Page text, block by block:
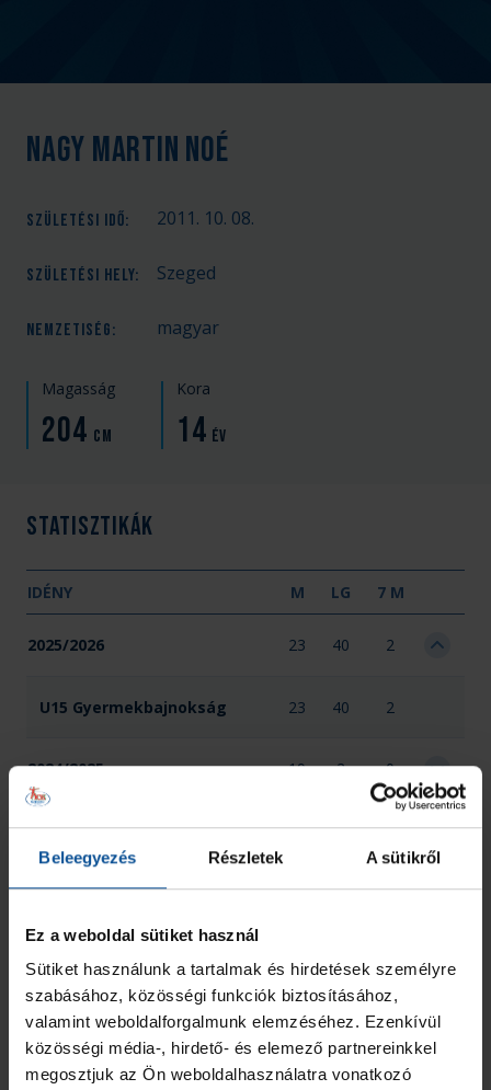
Beleegyezés Részletek A sütikről
Ez a weboldal sütiket használ
Sütiket használunk a tartalmak és hirdetések személyre
szabásához, közösségi funkciók biztosításához,
valamint weboldalforgalmunk elemzéséhez. Ezenkívül
közösségi média-, hirdető- és elemező partnereinkkel
megosztjuk az Ön weboldalhasználatra vonatkozó
Nagy Martin Noé
SZÜLETÉSI IDŐ: 2011. 10. 08.
SZÜLETÉSI HELY: Szeged
NEMZETISÉG: magyar
Magasság
204 cm
Kora
14 év
Statisztikák
IDÉNY M LG 7 M
2025/2026 23 40 2
U15 Gyermekbajnokság 23 40 2
2024/2025 19 2 0
2023/2024 16 0 0
Összesen 58 42 2